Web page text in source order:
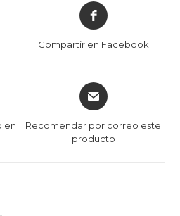
Opens
in
new
Compartir en Facebook
en
Opens
in
new
window
Recomendar por correo este
producto